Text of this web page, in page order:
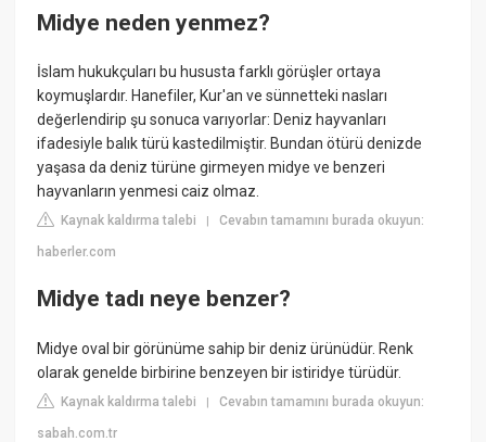
Midye neden yenmez?
İslam hukukçuları bu hususta farklı görüşler ortaya
koymuşlardır. Hanefiler, Kur'an ve sünnetteki nasları
değerlendirip şu sonuca varıyorlar: Deniz hayvanları
ifadesiyle balık türü kastedilmiştir. Bundan ötürü denizde
yaşasa da deniz türüne girmeyen midye ve benzeri
hayvanların yenmesi caiz olmaz.
Kaynak kaldırma talebi |Cevabın tamamını burada okuyun:
haberler.com
Midye tadı neye benzer?
Midye oval bir görünüme sahip bir deniz ürünüdür. Renk
olarak genelde birbirine benzeyen bir istiridye türüdür.
Kaynak kaldırma talebi |Cevabın tamamını burada okuyun:
sabah.com.tr